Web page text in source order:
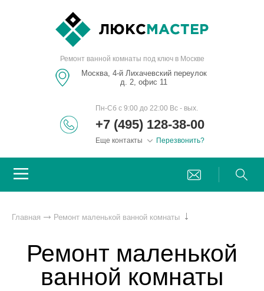
Ремонт ванной комнаты под ключ в Москве
Москва, 4-й Лихачевский переулок
д. 2, офис 11
Пн-Сб с 9:00 до 22:00 Вс - вых.
+7 (495) 128-38-00
Перезвонить?
Еще контакты
Главная Ремонт маленькой ванной комнаты
Ремонт маленькой
ванной комнаты